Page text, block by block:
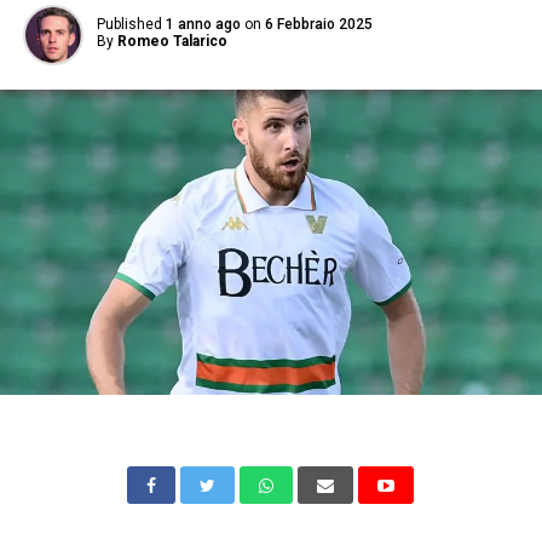
Published 1 anno ago on 6 Febbraio 2025
By Romeo Talarico